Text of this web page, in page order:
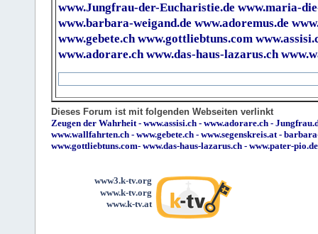
www.Jungfrau-der-Eucharistie.de www.maria-
www.barbara-weigand.de www.adoremus.de
www.gebete.ch www.gottliebtuns.com
www.adorare.ch www.das-haus-lazarus.ch
Dieses Forum ist mit folgenden Webseiten verlinkt
Zeugen der Wahrheit - www.assisi.ch - www.adorare.ch -
www.wallfahrten.ch - www.gebete.ch - www.segenskreis.at -
www.gottliebtuns.com- www.das-haus-lazarus.ch - www.pater-pio.de
www3.k-tv.org
www.k-tv.org
www.k-tv.at